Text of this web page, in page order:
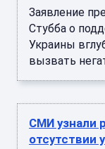
Заявление
Стубба о
Украины
вызвать
СМИ узнали
отсутствии